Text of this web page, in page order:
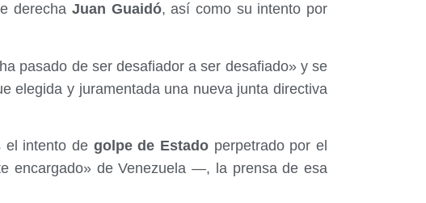
derecha Juan Guaidó, así como su intento por
pasado de ser desafiador a ser desafiado» y se
elegida y juramentada una nueva junta directiva
el intento de golpe de Estado perpetrado por el
encargado» de Venezuela —, la prensa de esa